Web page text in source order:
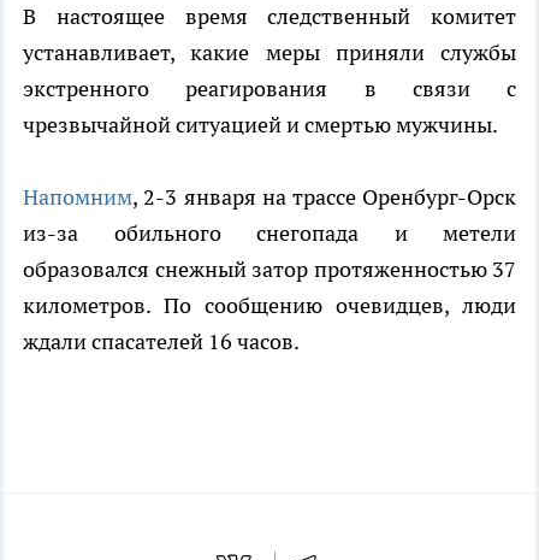
В настоящее время следственный комитет
устанавливает, какие меры приняли службы
экстренного реагирования в связи с
чрезвычайной ситуацией и смертью мужчины.
Напомним, 2-3 января на трассе Оренбург-Орск
из-за обильного снегопада и метели
образовался снежный затор протяженностью 37
километров. По сообщению очевидцев, люди
ждали спасателей 16 часов.